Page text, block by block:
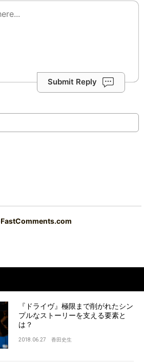
Submit Reply
FastComments.com
『ドライヴ』極限まで削がれたシン
プルなストーリーを支える要素と
は？
2018.06.27 香田史生